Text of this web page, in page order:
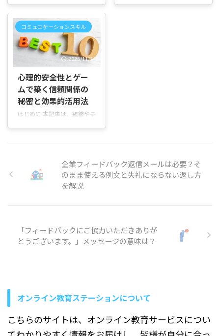
交えて解説します。 対象読者
・プレゼン技術を高めたいビ
ジネスパーソン ・教育担当や
研修企画者 ・学生や就職活動
を控えた方 読み方・活用法
各章は ...
し、効果的に伝えるための実
践的なガイドです。緊張しや
すい方、準備に時間がない
方、プロのように伝えたい方
に向けて書いています。 誰の
ための記事か 社内会議で提案
をまとめたい方 営業や商品説
明を行う方 学校やセミナーで
発表する学生・講師 具体例を
クを紹介します。 本記事で得
られること 聴き手目線の考え
と話し方のコツがわかり ...
感じる主な原因や会話しづら
くなる背景、改善のために意
コミュニケーションスキル
2025/11/24
心理的安全性とゲー
ムで築く信頼関係の
秘密と効果的活用法
はじめに 本記事は、組織やチ
的安全性とは、意見や失敗を
恐れず話せる雰囲気のことで
す。信頼ある場はコミュニケ
ん。短時間で緊張をほぐし、
相手の価値観や考え方を知る
は次の点を ...
企業フィードバック返信メールは必要？そ
のまま使える例文と失礼にならない返し方
を解説
「フィードバックにご協力いただきありが
とうございます。」メッセージの意味は？
オンライン教育ステーションについて
こちらのサイトは、オンライン教育サービスについ